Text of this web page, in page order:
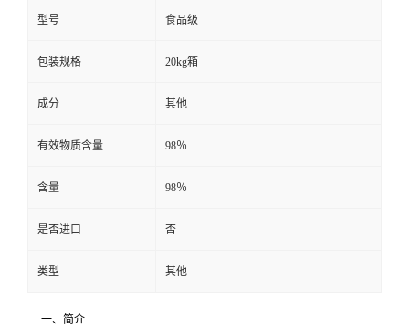
型号 食品级
包装规格 20kg箱
成分 其他
有效物质含量 98％
含量 98％
是否进口 否
类型 其他
一、简介